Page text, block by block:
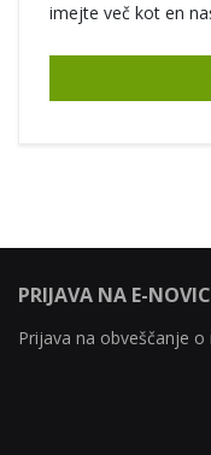
imejte več kot en
PRIJAVA NA E-
Prijava na obveščanje